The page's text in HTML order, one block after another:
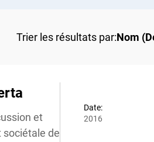
Trier les résultats par:Nom
et
de
Date:
2016